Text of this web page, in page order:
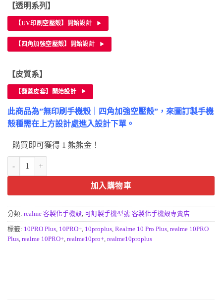
【透明系列】
【UV印刷空壓殼】開始設計
【四角加強空壓殼】開始設計
【皮質系】
【翻蓋皮套】開始設計
此商品為”無印刷手機殼｜四角加強空壓殼”，來圖訂製手機
殼種需在上方設計處進入設計下單。
購買即可獲得 1 熊熊金！
加入購物車
分類: realme 客製化手機殼 可訂製手機型號-客製化手機殼專賣店
標籤: 10PRO Plus 10PRO+ 10proplus Realme 10 Pro Plus realme 10PRO
Plus realme 10PRO+ realme10pro+ realme10proplus